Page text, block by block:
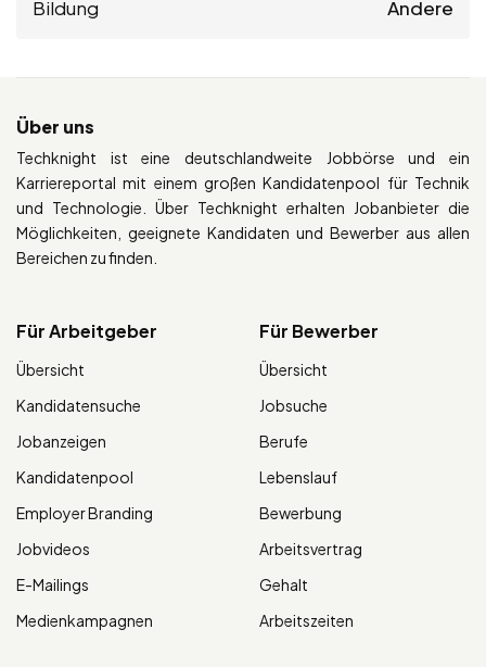
Bildung Andere
Über uns
Techknight ist eine deutschlandweite Jobbörse und ein
Karriereportal mit einem großen Kandidatenpool für Technik
und Technologie. Über Techknight erhalten Jobanbieter die
Möglichkeiten, geeignete Kandidaten und Bewerber aus allen
Bereichen zu finden.
Für Arbeitgeber
Übersicht
Kandidatensuche
Jobanzeigen
Kandidatenpool
Employer Branding
Jobvideos
E-Mailings
Medienkampagnen
Für Bewerber
Übersicht
Jobsuche
Berufe
Lebenslauf
Bewerbung
Arbeitsvertrag
Gehalt
Arbeitszeiten